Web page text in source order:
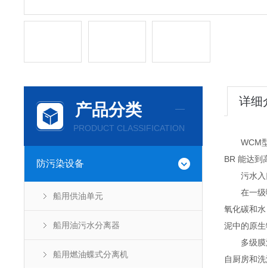
产品分类
PRODUCT CLASSIFICATION
防污染设备
船用供油单元
船用油污水分离器
船用燃油蝶式分离机
详细
WCM
BR 能达到
污水入
在一级曝
氧化碳和
泥中的原
多级膜法
自厨房和